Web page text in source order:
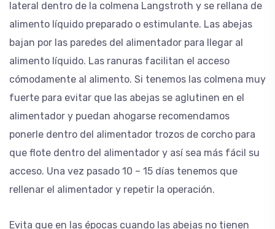
lateral dentro de la colmena Langstroth y se rellana de
alimento líquido preparado o estimulante. Las abejas
bajan por las paredes del alimentador para llegar al
alimento líquido. Las ranuras facilitan el acceso
cómodamente al alimento. Si tenemos las colmena muy
fuerte para evitar que las abejas se aglutinen en el
alimentador y puedan ahogarse recomendamos
ponerle dentro del alimentador trozos de corcho para
que flote dentro del alimentador y así sea más fácil su
acceso. Una vez pasado 10 – 15 días tenemos que
rellenar el alimentador y repetir la operación.
Evita que en las épocas cuando las abejas no tienen